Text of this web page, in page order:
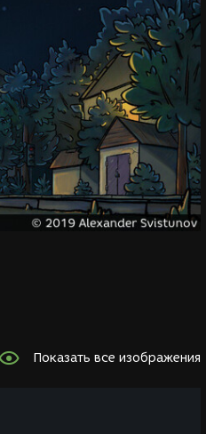
Показать все изображения